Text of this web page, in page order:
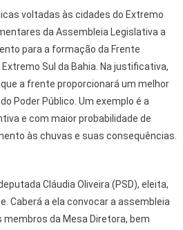
voltadas às cidades do Extremo
da Assembleia Legislativa a
para a formação da Frente
Sul da Bahia. Na justificativa,
a frente proporcionará um melhor
Poder Público. Um exemplo é a
e com maior probabilidade de
às chuvas e suas consequências.
Cláudia Oliveira (PSD), eleita,
Caberá a ela convocar a assembleia
membros da Mesa Diretora, bem